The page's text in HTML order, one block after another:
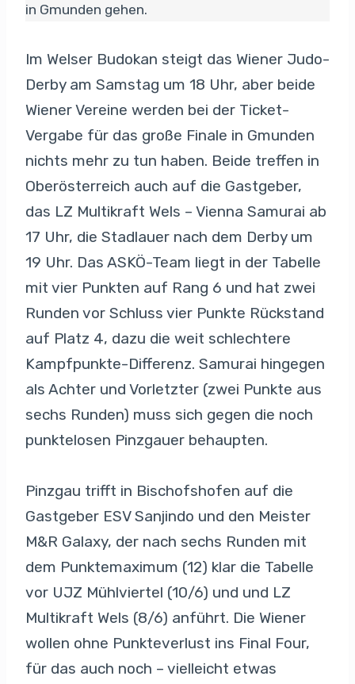
in Gmunden gehen.
Im Welser Budokan steigt das Wiener Judo-
Derby am Samstag um 18 Uhr, aber beide
Wiener Vereine werden bei der Ticket-
Vergabe für das große Finale in Gmunden
nichts mehr zu tun haben. Beide treffen in
Oberösterreich auch auf die Gastgeber,
das LZ Multikraft Wels – Vienna Samurai ab
17 Uhr, die Stadlauer nach dem Derby um
19 Uhr. Das ASKÖ-Team liegt in der Tabelle
mit vier Punkten auf Rang 6 und hat zwei
Runden vor Schluss vier Punkte Rückstand
auf Platz 4, dazu die weit schlechtere
Kampfpunkte-Differenz. Samurai hingegen
als Achter und Vorletzter (zwei Punkte aus
sechs Runden) muss sich gegen die noch
punktelosen Pinzgauer behaupten.
Pinzgau trifft in Bischofshofen auf die
Gastgeber ESV Sanjindo und den Meister
M&R Galaxy, der nach sechs Runden mit
dem Punktemaximum (12) klar die Tabelle
vor UJZ Mühlviertel (10/6) und und LZ
Multikraft Wels (8/6) anführt. Die Wiener
wollen ohne Punkteverlust ins Final Four,
für das auch noch – vielleicht etwas